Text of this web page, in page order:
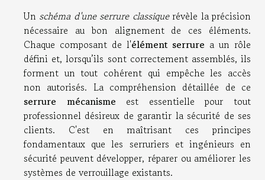
Un schéma d'une serrure classiquerévèle la précision
nécessaire au bon alignement de ces éléments.
Chaque composant de l'élément serrure a un rôle
défini et, lorsqu’ils sont correctement assemblés, ils
forment un tout cohérent qui empêche les accès
non autorisés. La compréhension détaillée de ce
serrure mécanisme est essentielle pour tout
professionnel désireux de garantir la sécurité de ses
clients. C'est en maîtrisant ces principes
fondamentaux que les serruriers et ingénieurs en
sécurité peuvent développer, réparer ou améliorer les
systèmes de verrouillage existants.